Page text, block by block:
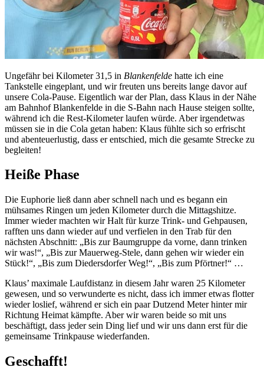
Ungefähr bei Kilometer 31,5 in Blankenfelde hatte ich eine
Tankstelle eingeplant, und wir freuten uns bereits lange davor auf
unsere Cola-Pause. Eigentlich war der Plan, dass Klaus in der Nähe
am Bahnhof Blankenfelde in die S-Bahn nach Hause steigen sollte,
während ich die Rest-Kilometer laufen würde. Aber irgendetwas
müssen sie in die Cola getan haben: Klaus fühlte sich so erfrischt
und abenteuerlustig, dass er entschied, mich die gesamte Strecke zu
begleiten!
Heiße Phase
Die Euphorie ließ dann aber schnell nach und es begann ein
mühsames Ringen um jeden Kilometer durch die Mittagshitze.
Immer wieder machten wir Halt für kurze Trink- und Gehpausen,
rafften uns dann wieder auf und verfielen in den Trab für den
nächsten Abschnitt: „Bis zur Baumgruppe da vorne, dann trinken
wir was!“, „Bis zur Mauerweg-Stele, dann gehen wir wieder ein
Stück!“, „Bis zum Diedersdorfer Weg!“, „Bis zum Pförtner!“ …
Klaus’ maximale Laufdistanz in diesem Jahr waren 25 Kilometer
gewesen, und so verwunderte es nicht, dass ich immer etwas flotter
wieder loslief, während er sich ein paar Dutzend Meter hinter mir
Richtung Heimat kämpfte. Aber wir waren beide so mit uns
beschäftigt, dass jeder sein Ding lief und wir uns dann erst für die
gemeinsame Trinkpause wiederfanden.
Geschafft!